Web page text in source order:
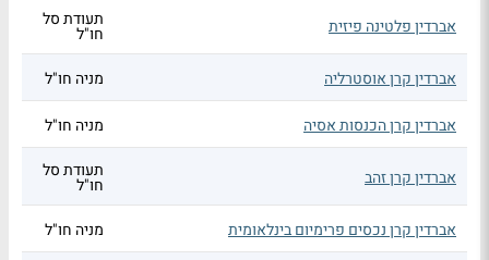
אברדין פלטינה פיזית תעודת סל
חו"ל
אברדין קרן אוסטרליה
מניה חו"ל
אברדין קרן הכנסות אסיה מניה חו"ל
אברדין קרן זהב תעודת סל
חו"ל
אברדין קרן נכסים פרימיום בינלאומית
מניה חו"ל